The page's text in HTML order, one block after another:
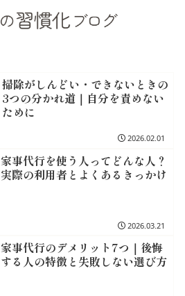
掃除がしんどい・できないときの
3つの分かれ道｜自分を責めない
ために
2026.02.01
家事代行を使う人ってどんな人？
実際の利用者とよくあるきっかけ
2026.03.21
家事代行のデメリット7つ｜後悔
する人の特徴と失敗しない選び方